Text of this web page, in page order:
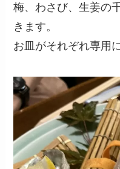
梅、わさび、生姜の
きます。
お皿がそれぞれ専用